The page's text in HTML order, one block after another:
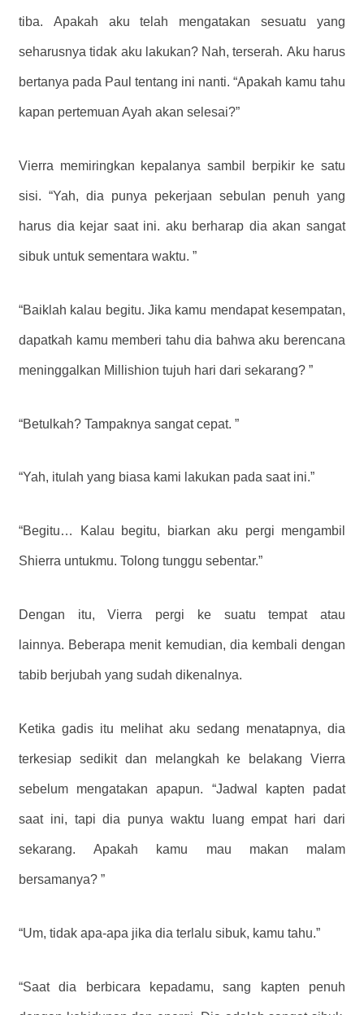
tiba. Apakah aku telah mengatakan sesuatu yang
seharusnya tidak aku lakukan? Nah, terserah. Aku harus
bertanya pada Paul tentang ini nanti. “Apakah kamu tahu
kapan pertemuan Ayah akan selesai?”
Vierra memiringkan kepalanya sambil berpikir ke satu
sisi. “Yah, dia punya pekerjaan sebulan penuh yang
harus dia kejar saat ini. aku berharap dia akan sangat
sibuk untuk sementara waktu. ”
“Baiklah kalau begitu. Jika kamu mendapat kesempatan,
dapatkah kamu memberi tahu dia bahwa aku berencana
meninggalkan Millishion tujuh hari dari sekarang? ”
“Betulkah? Tampaknya sangat cepat. ”
“Yah, itulah yang biasa kami lakukan pada saat ini.”
“Begitu… Kalau begitu, biarkan aku pergi mengambil
Shierra untukmu. Tolong tunggu sebentar.”
Dengan itu, Vierra pergi ke suatu tempat atau
lainnya. Beberapa menit kemudian, dia kembali dengan
tabib berjubah yang sudah dikenalnya.
Ketika gadis itu melihat aku sedang menatapnya, dia
terkesiap sedikit dan melangkah ke belakang Vierra
sebelum mengatakan apapun. “Jadwal kapten padat
saat ini, tapi dia punya waktu luang empat hari dari
sekarang. Apakah kamu mau makan malam
bersamanya? ”
“Um, tidak apa-apa jika dia terlalu sibuk, kamu tahu.”
“Saat dia berbicara kepadamu, sang kapten penuh